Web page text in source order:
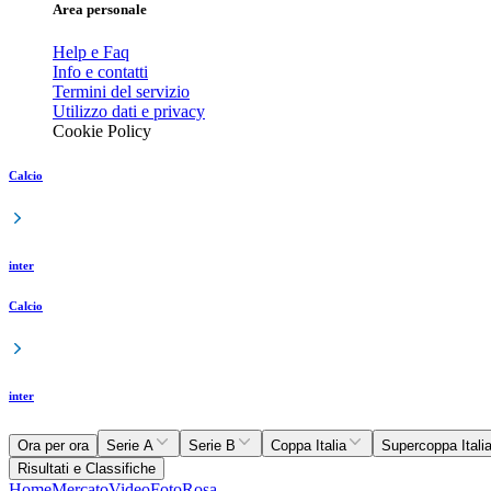
Area personale
Help e Faq
Info e contatti
Termini del servizio
Utilizzo dati e privacy
Cookie Policy
Calcio
inter
Calcio
inter
Ora per ora Serie A Serie B Coppa Italia
Supercoppa
Risultati e Classifiche